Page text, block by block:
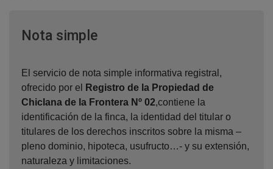
Nota simpleVentana nueva
El servicio de nota simple informativa registral,
ofrecido por el
Registro de la Propiedad de
Chiclana de la Frontera Nº 02,contiene la
identificación de la finca, la identidad del titular o
titulares de los derechos inscritos sobre la misma –
pleno dominio, hipoteca, usufructo…- y su extensión,
naturaleza y limitaciones.